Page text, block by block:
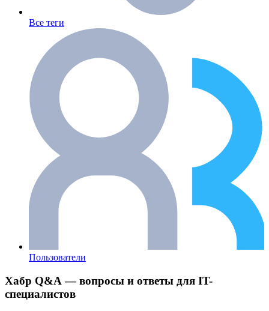
Все теги
Пользователи
Хабр Q&A — вопросы и ответы для IT-
специалистов